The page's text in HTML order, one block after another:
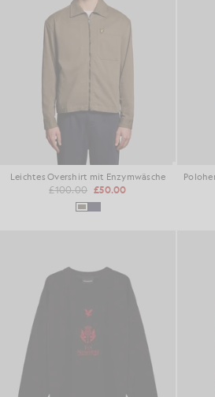
Leichtes Overshirt mit Enzymwäsche
£100.00 £50.00